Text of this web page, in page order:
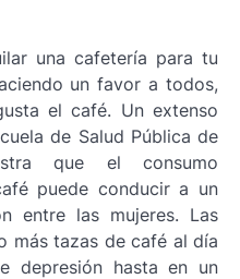
una cafetería para tu
un favor a todos,
el café. Un extenso
de Salud Pública de
que el consumo
puede conducir a un
entre las mujeres. Las
más tazas de café al día
depresión hasta en un